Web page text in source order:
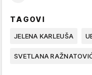
TAGOVI
JELENA KARLEUŠA
SVETLANA